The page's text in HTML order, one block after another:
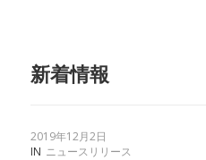
新着情報
2019年12月2日
IN ニュースリリース